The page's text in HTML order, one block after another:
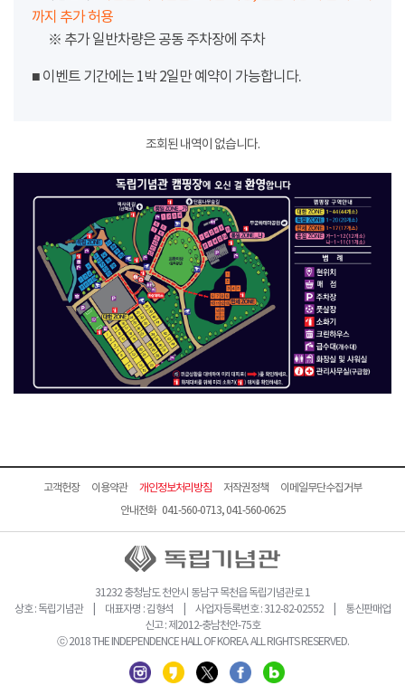
까지 추가 허용
※ 추가 일반차량은 공동 주차장에 주차
■ 이벤트 기간에는 1박 2일만 예약이 가능합니다.
조회된 내역이 없습니다.
고객헌장 이용약관 개인정보처리방침 저작권정책
이메일무단수집거부
안내전화 041-560-0713, 041-560-0625
31232 충청남도 천안시 동남구 목천읍 독립기념관로 1
상호 : 독립기념관 | 대표자명 : 김형석 | 사업자등록번호 : 312-82-02552 | 통신판매업
신고 : 제2012-충남천안-75호
ⓒ 2018 THE INDEPENDENCE HALL OF KOREA. ALL RIGHTS RESERVED.